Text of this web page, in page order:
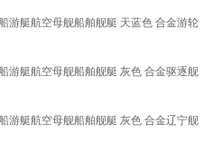
游艇航空母舰船舶舰艇 天蓝色 合金游轮
游艇航空母舰船舶舰艇 灰色 合金驱逐舰
游艇航空母舰船舶舰艇 灰色 合金辽宁舰